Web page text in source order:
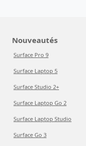
Nouveautés
Surface Pro 9
Surface Laptop 5
Surface Studio 2+
Surface Laptop Go 2
Surface Laptop Studio
Surface Go 3